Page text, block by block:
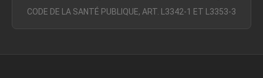
CODE DE LA SANTÉ PUBLIQUE, ART. L3342-1 ET L3353-3